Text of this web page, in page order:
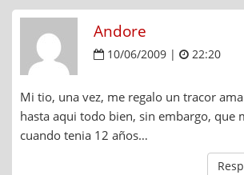
Andore
10/06/2009 | 22:20
Mi tio, una vez, me regalo un tracor
hasta aqui todo bien, sin embargo, que
cuando tenia 12 años…